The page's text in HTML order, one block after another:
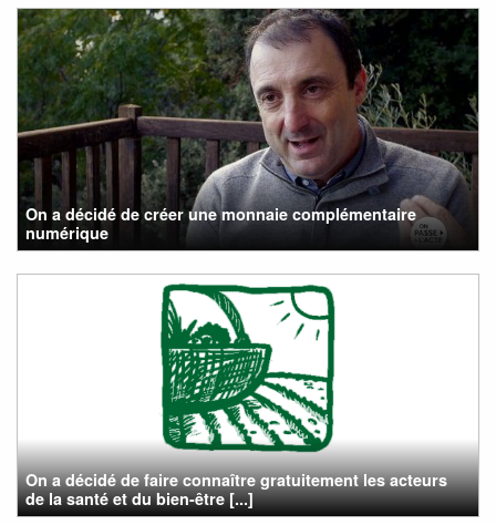
On a décidé de créer une monnaie complémentaire
numérique
On a décidé de faire connaître gratuitement les acteurs
de la santé et du bien-être [...]